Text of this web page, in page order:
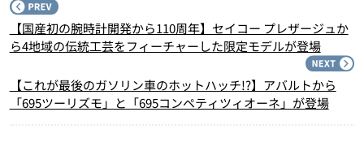
【国産初の腕時計開発から110周年】セイコー プレザージュか
ら4地域の伝統工芸をフィーチャーした限定モデルが登場
【これが最後のガソリン車のホットハッチ!?】アバルトから
「695ツーリズモ」と「695コンペティツィオーネ」が登場